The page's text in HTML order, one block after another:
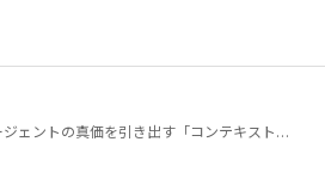
【AIエージェントの真価を引き出す「コンテキスト・エンジニアリング」基盤】 チーム向けAI OS「Phennec（フェネック）」のクローズドベータ版を公開 〜CursorやDevinに社内知識を同期し、現行システムの“見える化”と開発自動化を加速〜